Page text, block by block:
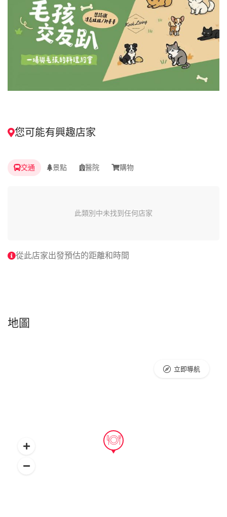
您可能有興趣店家
交通 景點 醫院 購物
此類別中未找到任何店家
從此店家出發預估的距離和時間
地圖
立即導航